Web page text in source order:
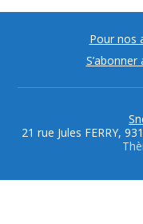
Pour nos
21 rue Jules FERRY,